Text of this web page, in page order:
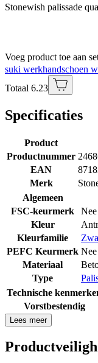
Stonewish palissade
Voeg product toe aan
suki werkhandschoen
Totaal 6.23
Specificaties
Product
Productnummer
EAN
Merk
Algemeen
FSC-keurmerk
Nee
Kleur
Kleurfamilie
PEFC Keurmerk Nee
Materiaal
Type
Technische
Vorstbestendig
Lees meer